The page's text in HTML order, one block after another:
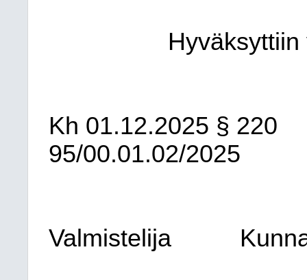
Kh 01.12.2025 § 220
95/00.01.02/2025
Valmistelija